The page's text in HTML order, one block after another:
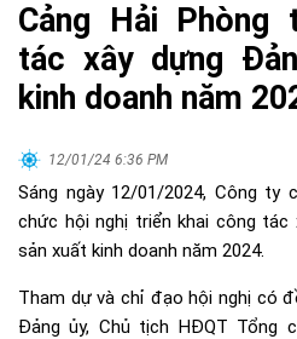
Cảng Hải Phòng
tác xây dựng
kinh doanh năm
12/01/24 6:36 PM
Sáng ngày 12/01/2024, Công ty
chức hội nghị triển khai công tác
sản xuất kinh doanh năm 2024.
Tham dự và chỉ đạo hội nghị có
Đảng ủy, Chủ tịch HĐQT Tổng